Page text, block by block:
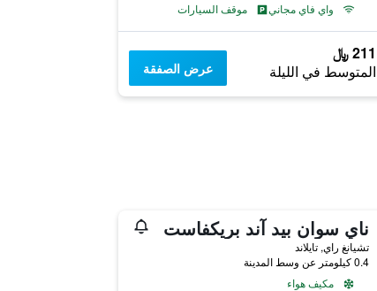
واي فاي مجاني
موقف السيارات
211 ﷼
المتوسط في الليلة عرض الصفقة
ناي سوان بيد آند بريكفاست
تشيانغ راي, تايلاند
0.4 كيلومتر عن وسط المدينة
مكيف هواء